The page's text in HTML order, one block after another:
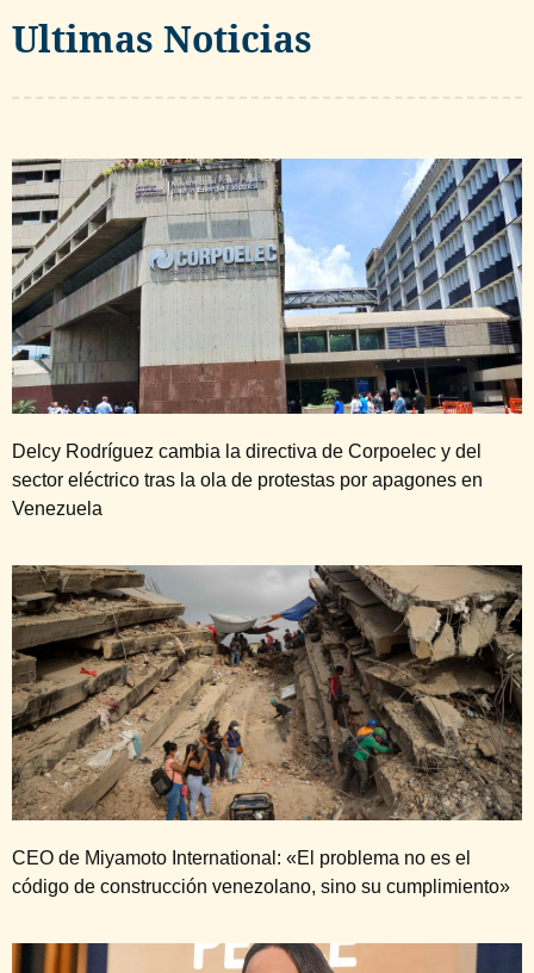
Ultimas Noticias
Delcy Rodríguez cambia la directiva de Corpoelec y del
sector eléctrico tras la ola de protestas por apagones en
Venezuela
CEO de Miyamoto International: «El problema no es el
código de construcción venezolano, sino su cumplimiento»